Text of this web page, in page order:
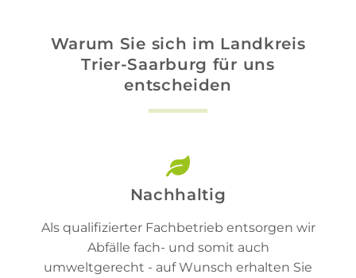
Warum Sie sich im Landkreis
Trier-Saarburg für uns
entscheiden
Nachhaltig
Als qualifizierter Fachbetrieb entsorgen wir
Abfälle fach- und somit auch
umweltgerecht - auf Wunsch erhalten Sie